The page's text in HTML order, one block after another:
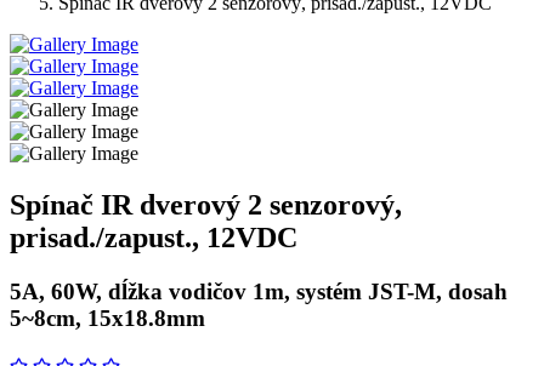
Spínač IR dverový 2 senzorový,
prisad./zapust., 12VDC
5A, 60W, dĺžka vodičov 1m, systém JST-M, dosah
5~8cm, 15x18.8mm